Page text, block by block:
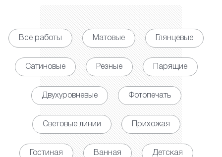
Все работы Матовые Глянцевые
Сатиновые Резные Парящие
Двухуровневые Фотопечать
Световые линии Прихожая
Гостиная Ванная Детская